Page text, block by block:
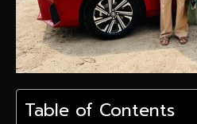
Table of Contents